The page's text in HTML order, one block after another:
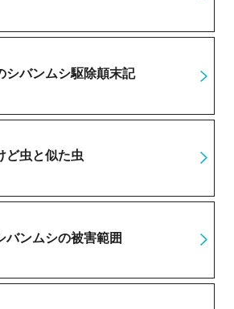
シバンムシ駆除顛末記
ど虫と似た虫
バンムシの被害範囲